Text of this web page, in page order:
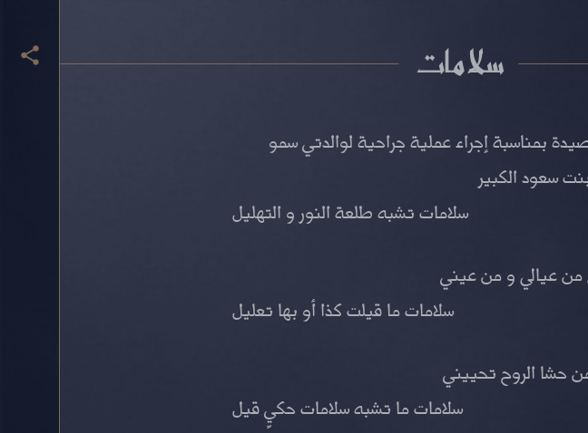
سلامات
بمناسبة إجراء عملية جراحية لوالدتي سمو
سعود الكبير
سلامات تشبه طلعة النور و التهليل
من عيالي و من عيني
سلامات ما قيلت كذا أو بها تعليل
حشا الروح تحييني
سلامات ما تشبه سلامات حكيٍ قيل